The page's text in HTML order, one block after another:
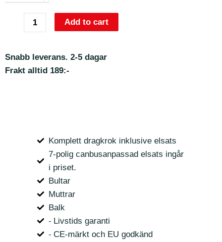
Add to cart
Snabb leverans. 2-5 dagar
Frakt alltid 189:-
Komplett dragkrok inklusive elsats
7-polig canbusanpassad elsats ingår
i priset.
Bultar
Muttrar
Balk
⁃ Livstids garanti
⁃ CE-märkt och EU godkänd